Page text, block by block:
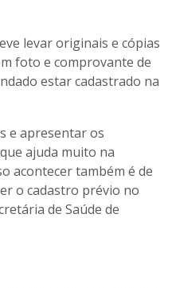
levar originais e cópias
foto e comprovante de
estar cadastrado na
e apresentar os
ajuda muito na
acontecer também é de
o cadastro prévio no
de Saúde de